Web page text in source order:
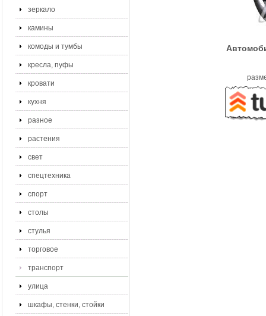
зеркало
камины
комоды и тумбы
кресла, пуфы
кровати
кухня
разное
растения
свет
спецтехника
спорт
столы
стулья
торговое
транспорт
улица
шкафы, стенки, стойки